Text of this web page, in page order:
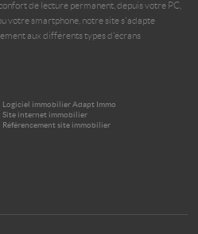
de lecture permanent, depuis votre PC,
votre smartphone, notre site s'adapte
aux différents types d'écrans
Logiciel immobilier Adapt Immo
Site internet immobilier
Référencement site immobilier